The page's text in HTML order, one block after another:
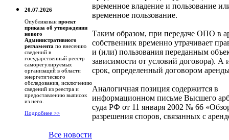
20.07.2026
Опубликован проект
приказа об утверждении
нового
Административного
регламента по внесению
сведений в
государственный реестр
саморегулируемых
организаций в области
энергетического
обследования, исключению
сведений из реестра и
предоставлению выписок
из него.
Подробнее >>
Все новости
временное владение и пользование
временное пользование.
Таким образом, при передаче ОПО в
собственник временно утрачивает
и (или) пользования переданным
зависимости от условий договора). А
срок, определенный договором
Аналогичная позиция содержится в
информационном письме Высшего
суда РФ от 11 января 2002 № 66
разрешения споров, связанных с